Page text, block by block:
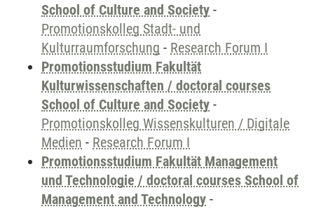
School of Culture and Society -
Promotionskolleg Stadt- und
Kulturraumforschung - Research Forum I
Promotionsstudium Fakultät
Kulturwissenschaften / doctoral courses
School of Culture and Society -
Promotionskolleg Wissenskulturen / Digitale
Medien - Research Forum I
Promotionsstudium Fakultät Management
und Technologie / doctoral courses School of
Management and Technology -